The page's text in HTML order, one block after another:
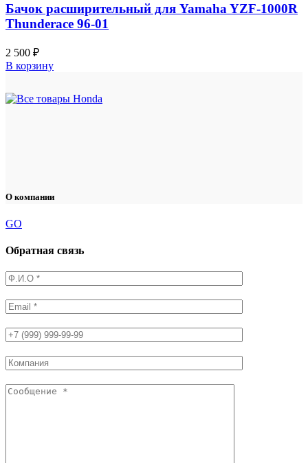
Бачок расширительный для Yamaha YZF-1000R
Thunderace 96-01
2 500 ₽
В корзину
О компании
GO
Обратная связь